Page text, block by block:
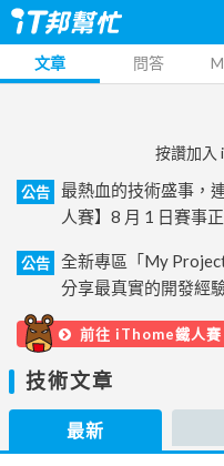
文章 問答
按讚加入
公告
最熱血的技術盛事，
人賽】8 月 1 日賽事
公告
全新專區「My
分享最真實的開發經
前往 iThome鐵人賽
技術文章
最新